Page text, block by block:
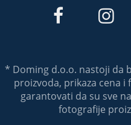
 
* Doming d.o.o. nastoji da
proizvoda, prikaza cena
garantovati da su sve
fotografije